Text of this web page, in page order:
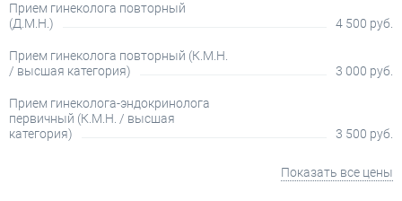
Прием гинеколога повторный
(Д.М.Н.)
4 500 руб.
Прием гинеколога повторный (К.М.Н.
/ высшая категория)
3 000 руб.
Прием гинеколога-эндокринолога
первичный (К.М.Н. / высшая
категория)
3 500 руб.
Показать все цены